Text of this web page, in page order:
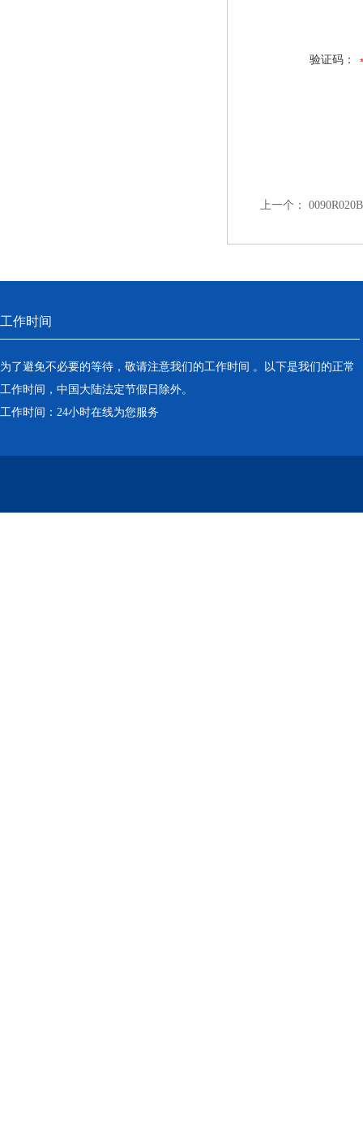
验证码：
上一个：
工作时间
为了避免不必要的等待，敬请注意我们的工作时间 。以下是我们的正常
工作时间，中国大陆法定节假日除外。
工作时间：24小时在线为您服务